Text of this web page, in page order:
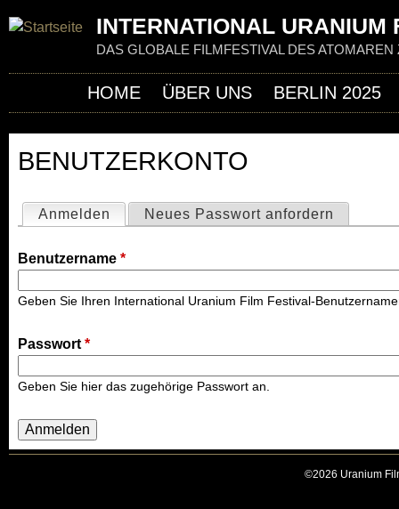
INTERNATIONAL URANIUM
DAS GLOBALE FILMFESTIVAL DES ATOMAREN
BENUTZERKONTO
P
T
R
E
I
E
R
Anmelden (aktiver Reiter)
Neues Passwort anfordern
Benutzername *
Geben Sie Ihren International Uranium Film Festival-
Passwort *
Geben Sie hier das zugehörige Passwort an.
HOME ÜBER UNS BERLIN 2025
©2026 Uranium